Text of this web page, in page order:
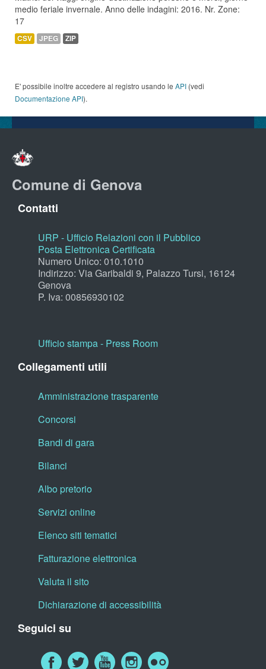
medio feriale invernale. Anno delle indagini: 2016. Nr. Zone:
17
CSV JPEG ZIP
E' possibile inoltre accedere al registro usando le API (vedi
Documentazione API).
Comune di Genova
Contatti
URP - Ufficio Relazioni con il Pubblico
Posta Elettronica Certificata
Numero Unico: 010.1010
Indirizzo: Via Garibaldi 9, Palazzo Tursi, 16124
Genova
P. Iva: 00856930102
Ufficio stampa - Press Room
Collegamenti utili
Amministrazione trasparente
Concorsi
Bandi di gara
Bilanci
Albo pretorio
Servizi online
Elenco siti tematici
Fatturazione elettronica
Valuta il sito
Dichiarazione di accessibilità
Seguici su